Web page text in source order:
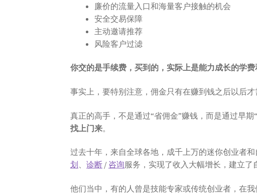
廉价的流量入口和海量客户接触的机会
安全交易保障
主动邀请推荐
风险客户过滤
你交的是手续费，买到的，实际上是能力成长的学费
事实上，要特别注意，佣金只有在赚到钱之后以后才
真正的高手，不是通过“省佣金”赚钱，而是通过早
找上门来。
过去十年，来自全球各地，成千上万的迷你创业者
划、诊断 / 咨询服务，实现了收入大幅增长，建立了
他们当中，有的人曾是技能专家或传统创业者，在